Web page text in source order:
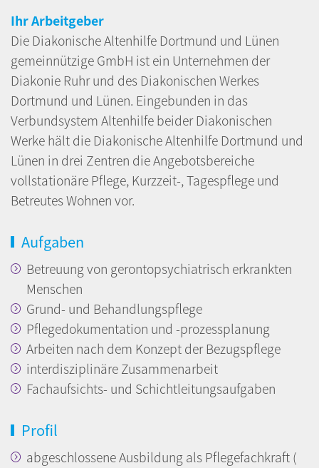
Ihr Arbeitgeber
Die Diakonische Altenhilfe Dortmund und Lünen
gemeinnützige GmbH ist ein Unternehmen der
Diakonie Ruhr und des Diakonischen Werkes
Dortmund und Lünen. Eingebunden in das
Verbundsystem Altenhilfe beider Diakonischen
Werke hält die Diakonische Altenhilfe Dortmund und
Lünen in drei Zentren die Angebotsbereiche
vollstationäre Pflege, Kurzzeit-, Tagespflege und
Betreutes Wohnen vor.
Aufgaben
Betreuung von gerontopsychiatrisch erkrankten
Menschen
Grund- und Behandlungspflege
Pflegedokumentation und -prozessplanung
Arbeiten nach dem Konzept der Bezugspflege
interdisziplinäre Zusammenarbeit
Fachaufsichts- und Schichtleitungsaufgaben
Profil
abgeschlossene Ausbildung als Pflegefachkraft (